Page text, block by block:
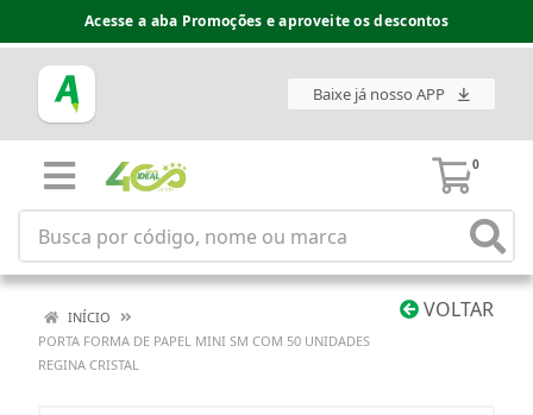
Acesse a aba Promoções e aproveite os descontos
Baixe já nosso APP
0
VOLTAR
INÍCIO
PORTA FORMA DE PAPEL MINI SM COM 50 UNIDADES
REGINA CRISTAL